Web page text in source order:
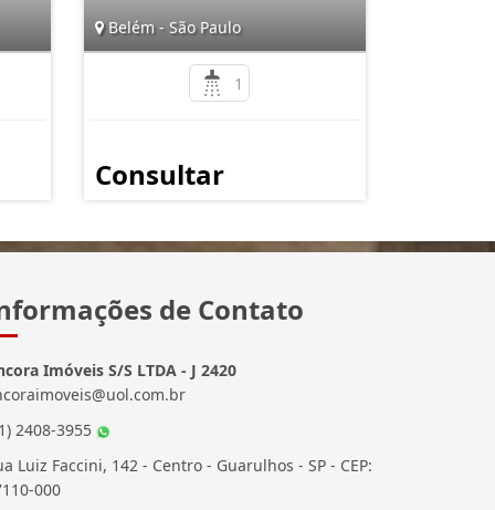
Belém - São Paulo
1
Consultar
de Contato
Imóveis S/S LTDA - J 2420
2408-3955
Luiz Faccini, 142 - Centro - Guarulhos - SP - CEP:
000